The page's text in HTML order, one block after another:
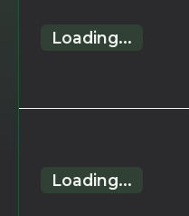
Loading...
Loading...